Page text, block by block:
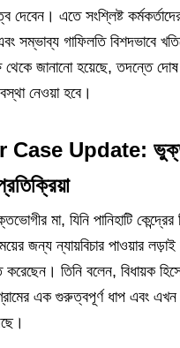
দেবেন। এতে সংশ্লিষ্ট
সম্ভাব্য গাফিলতি বিশদভাবে
থেকে জানানো হয়েছে, তদন্তে
নেওয়া হবে।
Case Update:
মা, যিনি পানিহাটি কেন্দ্রের
জন্য ন্যায়বিচার পাওয়ার লড়াই
করেছেন। তিনি বলেন, বিধায়ক
এক গুরুত্বপূর্ণ ধাপ এবং